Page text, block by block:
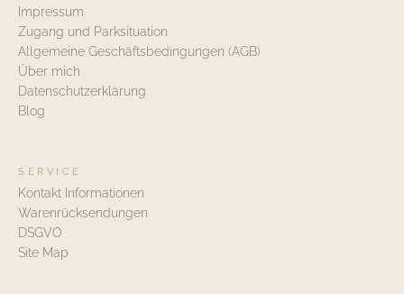
Impressum
Zugang und Parksituation
Allgemeine Geschäftsbedingungen (AGB)
Über mich
Datenschutzerklärung
Blog
SERVICE
Kontakt Informationen
Warenrücksendungen
DSGVO
Site Map